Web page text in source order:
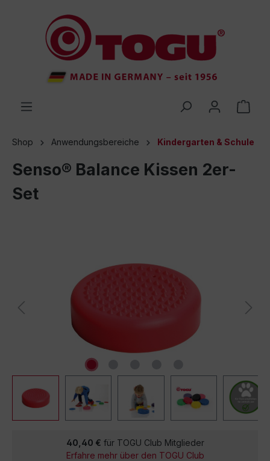
springen
Shop Anwendungsbereiche Kindergarten & Schule
Senso® Balance Kissen 2er-
Set
40,40 € für TOGU Club Mitglieder
Erfahre mehr über den TOGU Club